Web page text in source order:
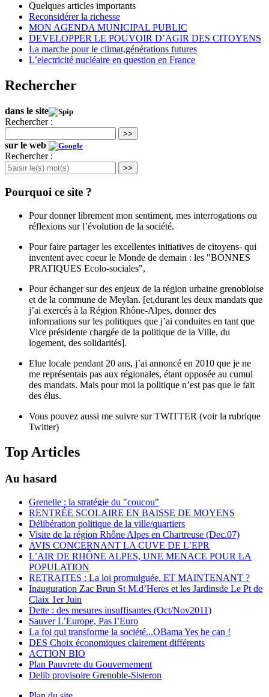
Quelques articles importants
Reconsidérer la richesse
MON AGENDA MUNICIPAL PUBLIC
DEVELOPPER LE POUVOIR D’AGIR DES CITOYENS
La marche pour le climat,générations futures
L’electricité nucléaire en question en France
Rechercher
dans le site
Rechercher :
>>
sur le web
Rechercher :
>>
Pourquoi ce site ?
Pour donner librement mon sentiment, mes interrogations ou
réflexions sur l’évolution de la société.
Pour faire partager les excellentes initiatives de citoyens- qui
inventent avec coeur le Monde de demain : les "BONNES
PRATIQUES Ecolo-sociales",
Pour échanger sur des enjeux de la région urbaine grenobloise
et de la commune de Meylan. [et,durant les deux mandats que
j’ai exercés à la Région Rhône-Alpes, donner des
informations sur les politiques que j’ai conduites en tant que
Vice présidente chargée de la politique de la Ville, du
logement, des solidarités].
Elue locale pendant 20 ans, j’ai annoncé en 2010 que je ne
me représentais pas aux régionales, étant opposée au cumul
des mandats. Mais pour moi la politique n’est pas que le fait
des élus.
Vous pouvez aussi me suivre sur TWITTER (voir la rubrique
Twitter)
Top Articles
Au hasard
Grenelle : la stratégie du "coucou"
RENTRÉE SCOLAIRE EN BAISSE DE MOYENS
Délibération politique de la ville/quartiers
Visite de la région Rhône Alpes en Chartreuse (Dec.07)
AVIS CONCERNANT LA CUVE DE L’EPR
L’AIR DE RHÔNE ALPES, UNE MENACE POUR LA
POPULATION
RETRAITES : La loi promulguée. ET MAINTENANT ?
Inauguration Zac Brun St M.d’Heres et les Jardinsde Le Pt de
Claix 1er Juin
Dette : des mesures insuffisantes (Oct/Nov2011)
Sauver L’Europe, Pas l’Euro
La foi qui transforme la société...OBama Yes he can !
DES Choix économiques clairement différents
ACTION BIO
Plan Pauvrete du Gouvernement
Delib provisoire Grenoble-Sisteron